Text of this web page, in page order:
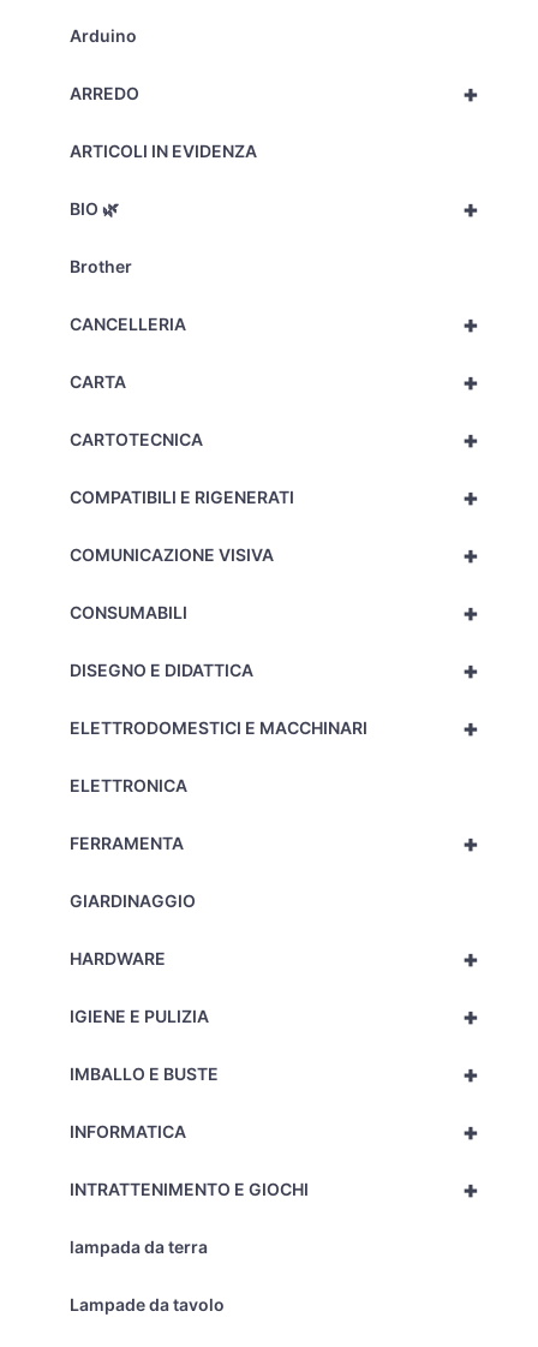
Arduino
+
ARREDO
ARTICOLI IN EVIDENZA
+
BIO 🌿
Brother
+
CANCELLERIA
+
CARTA
+
CARTOTECNICA
+
COMPATIBILI E RIGENERATI
+
COMUNICAZIONE VISIVA
+
CONSUMABILI
+
DISEGNO E DIDATTICA
+
ELETTRODOMESTICI E MACCHINARI
ELETTRONICA
+
FERRAMENTA
GIARDINAGGIO
+
HARDWARE
+
IGIENE E PULIZIA
+
IMBALLO E BUSTE
+
INFORMATICA
+
INTRATTENIMENTO E GIOCHI
lampada da terra
Lampade da tavolo